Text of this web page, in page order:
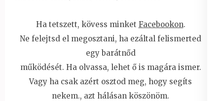
Ha tetszett, kövess minket Facebookon.
Ne felejtsd el megosztani, ha ezáltal felismerted
egy barátnőd
működését. Ha olvassa, lehet ő is magára ismer.
Vagy ha csak azért osztod meg, hogy segíts
nekem., azt hálásan köszönöm.